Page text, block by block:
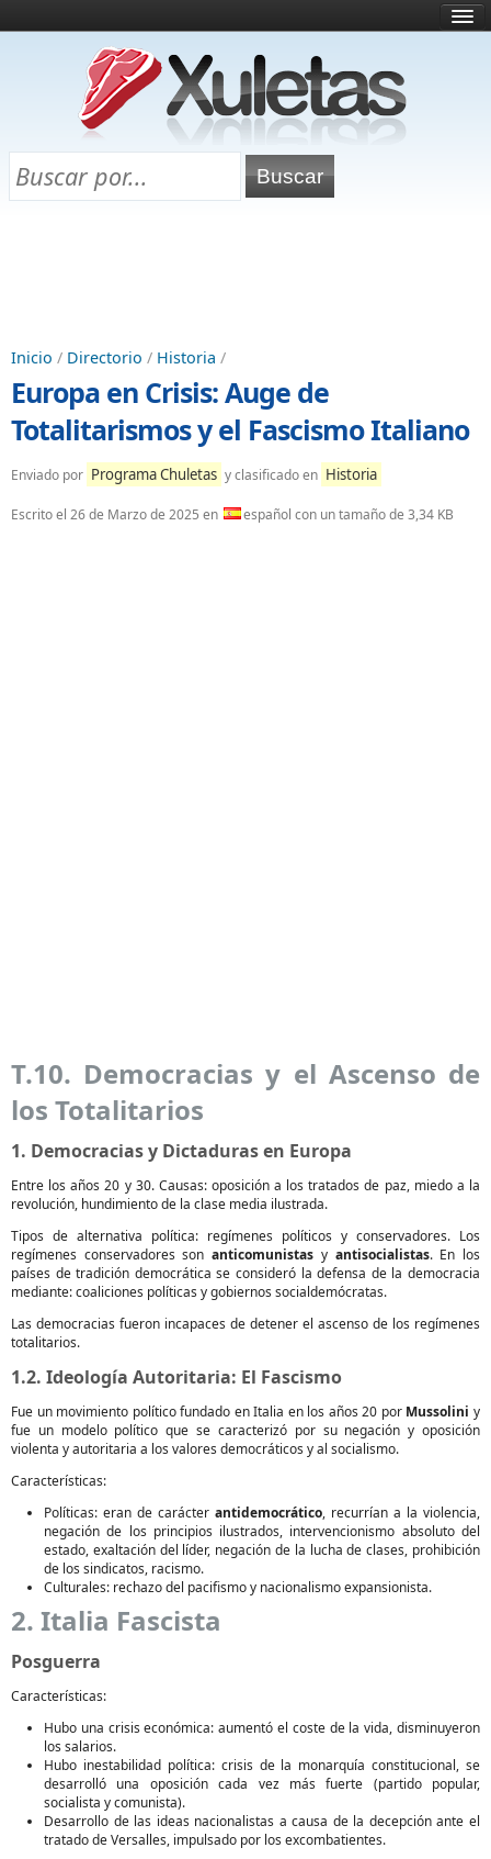
¿Qué es esto?
Directorio
Chuletas para exámenes
Inicio / Directorio / Historia /
Europa en Crisis: Auge de
Totalitarismos y el Fascismo Italiano
Enviado por Programa Chuletas y clasificado en Historia
Escrito el 26 de Marzo de 2025 en español con un tamaño de 3,34 KB
T.10. Democracias y el Ascenso de
los Totalitarios
1. Democracias y Dictaduras en Europa
Entre los años 20 y 30. Causas: oposición a los tratados de paz, miedo a la
revolución, hundimiento de la clase media ilustrada.
Tipos de alternativa política: regímenes políticos y conservadores. Los
regímenes conservadores sonanticomunistas y antisocialistas. En los
países de tradición democrática se consideró la defensa de la democracia
mediante: coaliciones políticas y gobiernos socialdemócratas.
Las democracias fueron incapaces de detener el ascenso de los regímenes
totalitarios.
1.2. Ideología Autoritaria: El Fascismo
Fue un movimiento político fundado en Italia en los años 20 por Mussolini y
fue un modelo político que se caracterizó por su negación y oposición
violenta y autoritaria a los valores democráticos y al socialismo.
Características:
Políticas: eran de carácter antidemocrático, recurrían a la violencia,
negación de los principios ilustrados, intervencionismo absoluto del
estado, exaltación del líder, negación de la lucha de clases, prohibición
de los sindicatos, racismo.
Culturales: rechazo del pacifismo y nacionalismo expansionista.
2. Italia Fascista
Posguerra
Características:
Hubo una crisis económica: aumentó el coste de la vida, disminuyeron
los salarios.
Hubo inestabilidad política: crisis de la monarquía constitucional, se
desarrolló una oposición cada vez más fuerte (partido popular,
socialista y comunista).
Desarrollo de las ideas nacionalistas a causa de la decepción ante el
tratado de Versalles, impulsado por los excombatientes.